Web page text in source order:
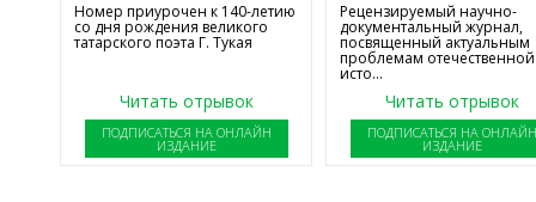
Номер приурочен к 140-летию
со дня рождения великого
татарского поэта Г. Тукая
Читать отрывок
ПОДПИСАТЬСЯ НА ОНЛАЙН
ИЗДАНИЕ
Рецензируемый научно-
документальный журнал,
посвященный актуальным
проблемам отечественной
исто...
Читать отрывок
ПОДПИСАТЬСЯ НА
ИЗДАНИЕ